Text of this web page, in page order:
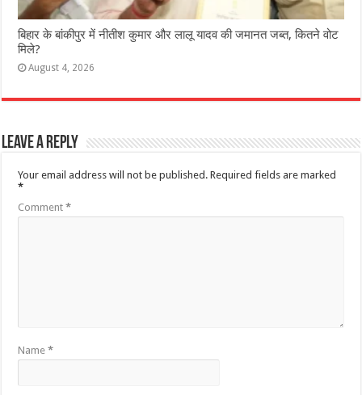
ब‍िहार के बांकीपुर में न‍ीतीश कुमार और लालू यादव की जमानत जब्‍त, कितने वोट
मिले?
August 4, 2026
Leave a Reply
Your email address will not be published. Required fields are marked
*
Comment*
Name*